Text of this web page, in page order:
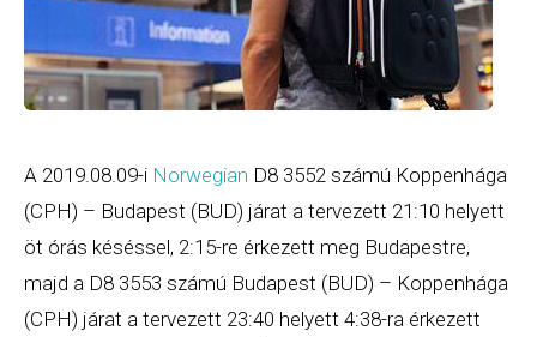
A 2019.08.09-i Norwegian D8 3552 számú Koppenhága
(CPH) – Budapest (BUD) járat a tervezett 21:10 helyett
öt órás késéssel, 2:15-re érkezett meg Budapestre,
majd a D8 3553 számú Budapest (BUD) – Koppenhága
(CPH) járat a tervezett 23:40 helyett 4:38-ra érkezett